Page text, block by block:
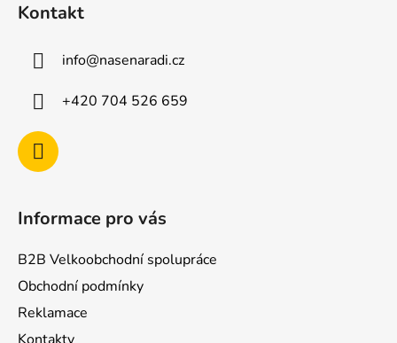
Kontakt
info@nasenaradi.cz
+420 704 526 659
Informace pro vás
B2B Velkoobchodní spolupráce
Obchodní podmínky
Reklamace